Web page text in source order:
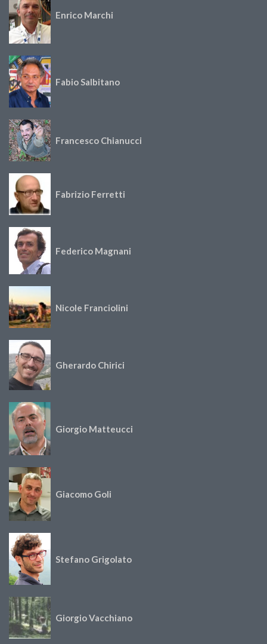
Enrico Marchi
Fabio Salbitano
Francesco Chianucci
Fabrizio Ferretti
Federico Magnani
Nicole Franciolini
Gherardo Chirici
Giorgio Matteucci
Giacomo Goli
Stefano Grigolato
Giorgio Vacchiano